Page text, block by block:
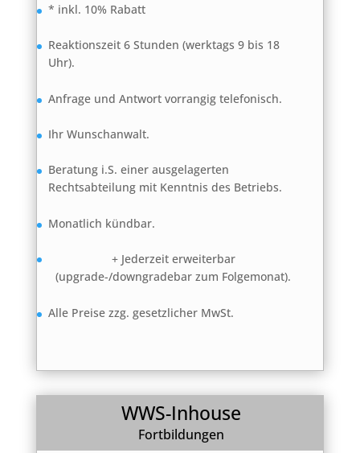
* inkl. 10% Rabatt
Reaktionszeit 6 Stunden (werktags 9 bis 18
Uhr).
Anfrage und Antwort vorrangig telefonisch.
Ihr Wunschanwalt.
Beratung i.S. einer ausgelagerten
Rechtsabteilung mit Kenntnis des Betriebs.
Monatlich kündbar.
+ Jederzeit erweiterbar
(upgrade-/downgradebar zum Folgemonat).
Alle Preise zzg. gesetzlicher MwSt.
WWS-Inhouse
Fortbildungen